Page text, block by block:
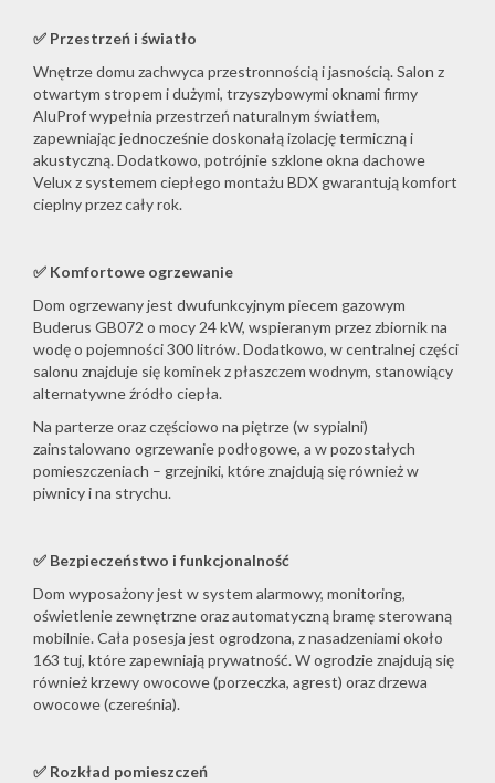
✅ Przestrzeń i światło
Wnętrze domu zachwyca przestronnością i jasnością. Salon z
otwartym stropem i dużymi, trzyszybowymi oknami firmy
AluProf wypełnia przestrzeń naturalnym światłem,
zapewniając jednocześnie doskonałą izolację termiczną i
akustyczną. Dodatkowo, potrójnie szklone okna dachowe
Velux z systemem ciepłego montażu BDX gwarantują komfort
cieplny przez cały rok.
✅ Komfortowe ogrzewanie
Dom ogrzewany jest dwufunkcyjnym piecem gazowym
Buderus GB072 o mocy 24 kW, wspieranym przez zbiornik na
wodę o pojemności 300 litrów. Dodatkowo, w centralnej części
salonu znajduje się kominek z płaszczem wodnym, stanowiący
alternatywne źródło ciepła.
Na parterze oraz częściowo na piętrze (w sypialni)
zainstalowano ogrzewanie podłogowe, a w pozostałych
pomieszczeniach – grzejniki, które znajdują się również w
piwnicy i na strychu.
✅ Bezpieczeństwo i funkcjonalność
Dom wyposażony jest w system alarmowy, monitoring,
oświetlenie zewnętrzne oraz automatyczną bramę sterowaną
mobilnie. Cała posesja jest ogrodzona, z nasadzeniami około
163 tuj, które zapewniają prywatność. W ogrodzie znajdują się
również krzewy owocowe (porzeczka, agrest) oraz drzewa
owocowe (czereśnia).
✅ Rozkład pomieszczeń